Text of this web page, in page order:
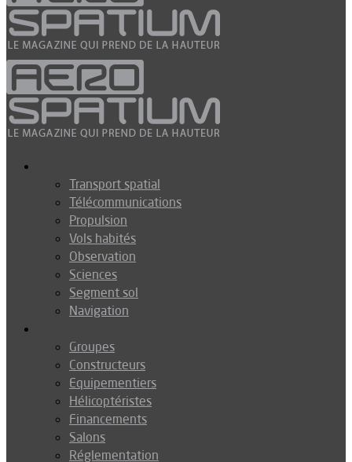
Transport spatial
Télécommunications
Propulsion
Vols habités
Observation
Sciences
Segment sol
Navigation
Groupes
Constructeurs
Equipementiers
Hélicoptéristes
Financements
Salons
Réglementation